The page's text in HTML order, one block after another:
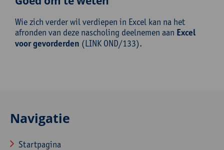
Wie zich verder wil verdiepen in Excel kan na het
afronden van deze nascholing deelnemen aan Excel
voor gevorderden (LINK OND/133).
Navigatie
Startpagina